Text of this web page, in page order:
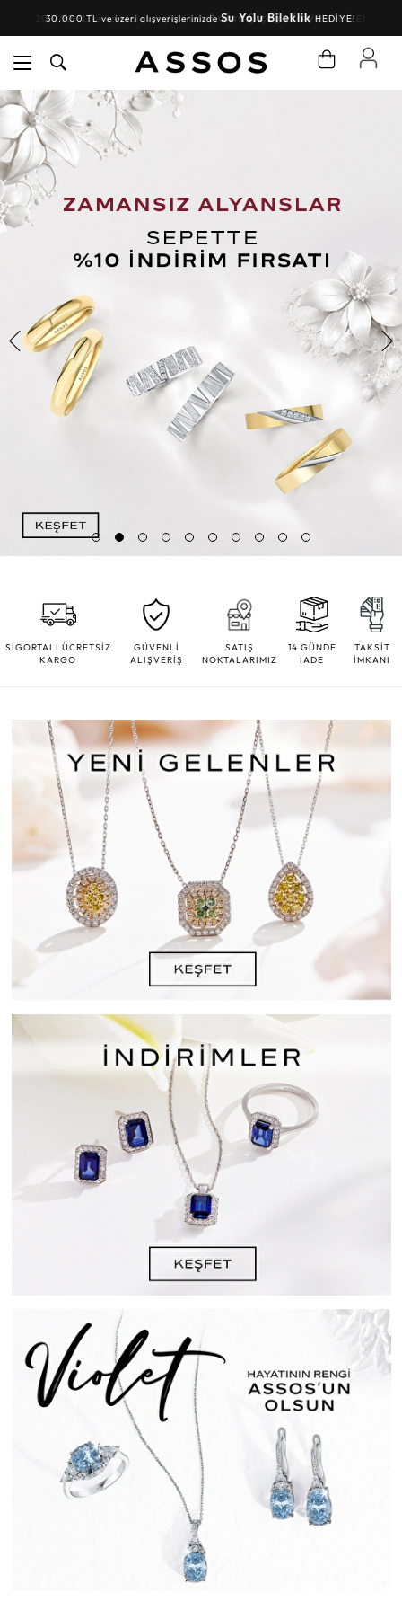
30.000 TL ve üzeri alışverişlerinizdeSu Yolu BileklikHEDİYE!
SİGORTALI ÜCRETSİZ
KARGO
GÜVENLİ
ALIŞVERİŞ
SATIŞ
NOKTALARIMIZ
14 GÜNDE
İADE
TAKSİT
İMKANI